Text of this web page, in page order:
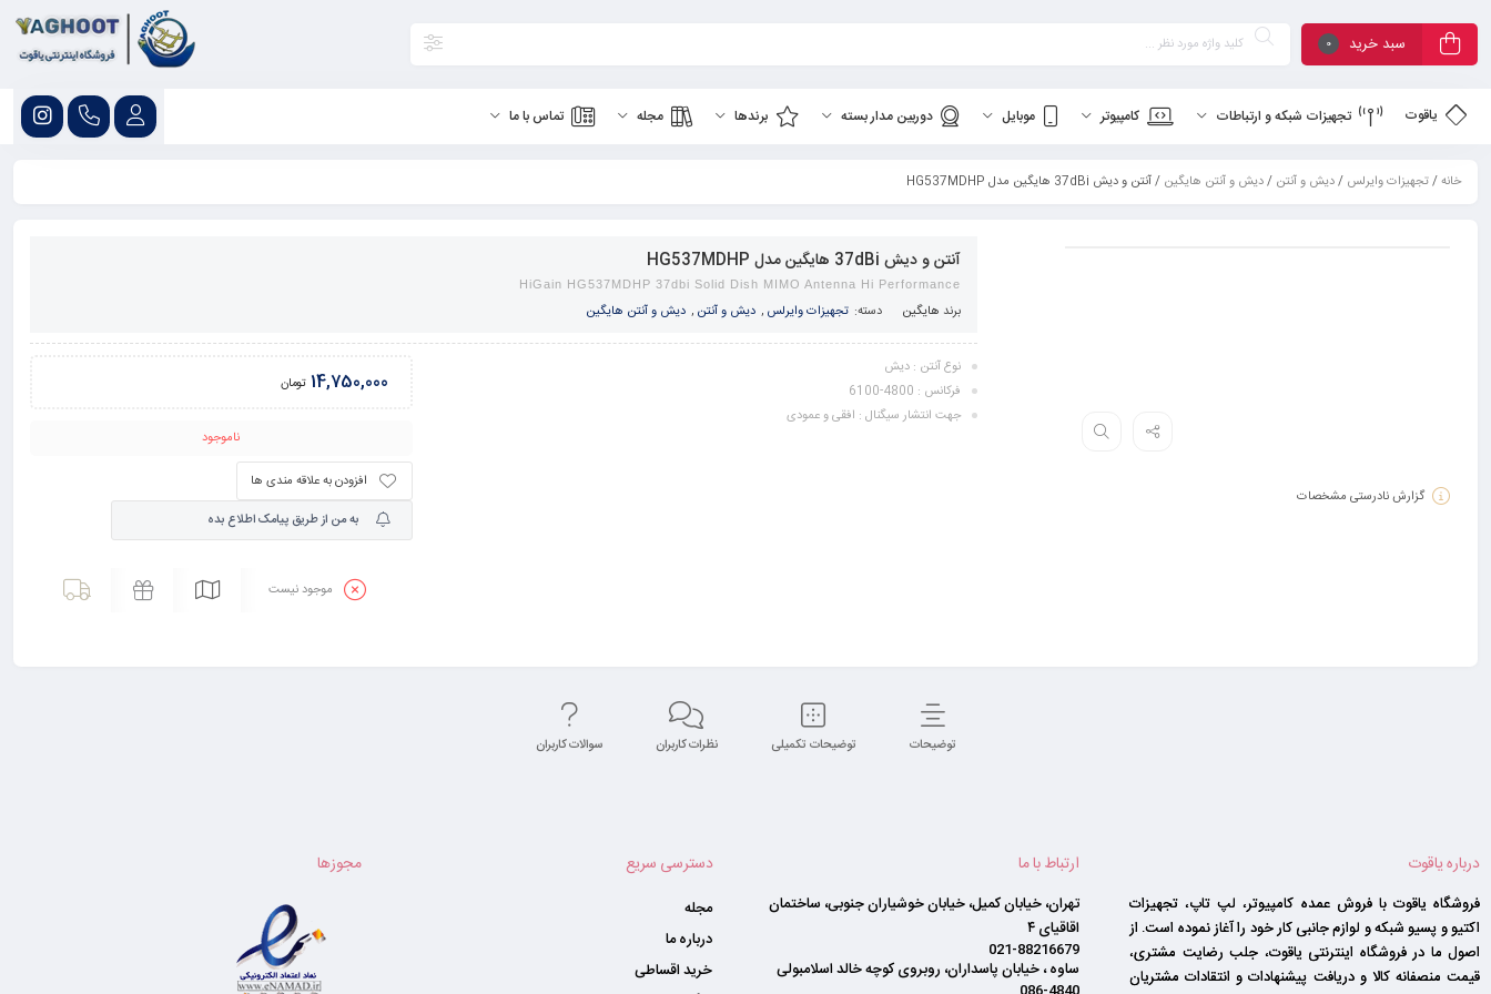
سبد خرید 0
یاقوت تجهیزات شبکه و ارتباطات کامپیوتر موبایل دوربین مدار بسته برندها مجله تماس با ما
خانه/تجهیزات وایرلس /دیش و آنتن /دیش و آنتن هایگین / آنتن و دیش 37dBi هایگین مدل HG537MDHP
گزارش نادرستی مشخصات
آنتن و دیش 37dBi هایگین مدل HG537MDHP
HiGain HG537MDHP 37dbi Solid Dish MIMO Antenna Hi Performance
برند هایگین دسته: تجهیزات وایرلس , دیش و آنتن , دیش و آنتن هایگین
نوع آنتن : دیش
فرکانس : 4800-6100
جهت انتشار سیگنال : افقی و عمودی
14,750,000 تومان
ناموجود
افزودن به علاقه مندی ها
به من از طریق پیامک اطلاع بده
موجود نیست ارسال به سراسر ایرانبسته بندی مناسب
توضیحات توضیحات تکمیلی نظرات کاربران سوالات کاربران
درباره یاقوت
فروشگاه یاقوت با فروش عمده کامپیوتر، لپ تاپ، تجهیزات
اکتیو و پسیو شبکه و لوازم جانبی کار خود را آغاز نموده است. از
اصول ما در فروشگاه اینترنتی یاقوت، جلب رضایت مشتری،
قیمت منصفانه کالا و دریافت پیشنهادات و انتقادات مشتریان
ارتباط با ما
تهران، خیابان کمیل، خیابان خوشیاران جنوبی، ساختمان
اقاقیای ۴
021-88216679
ساوه ، خیابان پاسداران، روبروی کوچه خالد اسلامبولی
086-4840
دسترسی سریع
مجله
درباره ما
خرید اقساطی
مجوزها